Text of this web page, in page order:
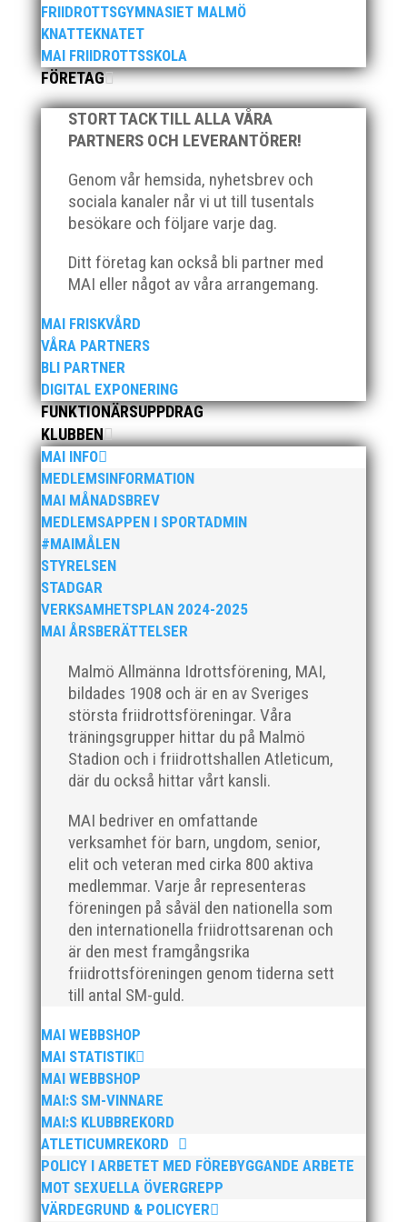
FRIIDROTTSGYMNASIET MALMÖ
KNATTEKNATET
MAI FRIIDROTTSSKOLA
FÖRETAG
STORT TACK TILL ALLA VÅRA
PARTNERS OCH LEVERANTÖRER!
Genom vår hemsida, nyhetsbrev och
sociala kanaler når vi ut till tusentals
besökare och följare varje dag.
Ditt företag kan också bli partner med
MAI eller något av våra arrangemang.
MAI FRISKVÅRD
VÅRA PARTNERS
BLI PARTNER
DIGITAL EXPONERING
FUNKTIONÄRSUPPDRAG
KLUBBEN
MAI INFO
MEDLEMSINFORMATION
MAI MÅNADSBREV
MEDLEMSAPPEN I SPORTADMIN
#MAIMÅLEN
STYRELSEN
STADGAR
VERKSAMHETSPLAN 2024-2025
MAI ÅRSBERÄTTELSER
Malmö Allmänna Idrottsförening, MAI,
bildades 1908 och är en av Sveriges
största friidrottsföreningar. Våra
träningsgrupper hittar du på Malmö
Stadion och i friidrottshallen Atleticum,
där du också hittar vårt kansli.
MAI bedriver en omfattande
verksamhet för barn, ungdom, senior,
elit och veteran med cirka 800 aktiva
medlemmar. Varje år representeras
föreningen på såväl den nationella som
den internationella friidrottsarenan och
är den mest framgångsrika
friidrottsföreningen genom tiderna sett
till antal SM-guld.
MAI WEBBSHOP
MAI STATISTIK
MAI WEBBSHOP
MAI:S SM-VINNARE
MAI:S KLUBBREKORD
ATLETICUMREKORD
POLICY I ARBETET MED FÖREBYGGANDE ARBETE
MOT SEXUELLA ÖVERGREPP
VÄRDEGRUND & POLICYER
priset ”Årets pulshöjare”, och bland annat fanns
ordförande Fredrik Wennolf på plats för att ta emot
hyllningarna. –...
Som traditionen bjuder så var vi ett helt gäng löpare
från MAI RUNNERS som sprang det mysiga
Sylvesterloppet på självaste nyårsafton. Formen är
enkel, ett eller två varv runt Pildammsparken (2,7 km
respektive 5,4 kilometer), med tidtagning på de fem
främsta i varje...
Klubbchef – Malmö Allmänna Idrottsförening (MAI)
Vill du vara med och skapa glädje, gemenskap och
utveckling i en av Sveriges största
friidrottsföreningar? Malmö Allmänna Idrottsförening
– MAI – söker en engagerad, strategisk,
relationsbyggande och affärsinriktad...
För mig har Lasse betytt oerhört mycket på flera
plan. På 80- och 90-talet, då jag själv var aktiv, var
på plats och igång med en mängd olika projekt. Med
sin parhäst och nära vän, Bengt Bendéus,...
Nu är hösten här och för oss MAI:re betyder det olika
saker beroende på var man befinner sig i
organisationen. Här kommer en liten sammanfattning
från mig som ordförande i vår anrika förening om hur
jag uppfattar läget i våra olika verksamhetsben.
BroloppetAtt...